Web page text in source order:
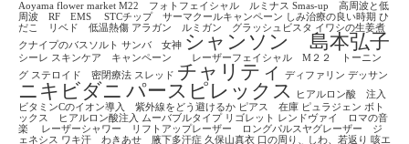
Aoyama flower market M22 フォトフェイシャル ルミナス Smas-up 高周波と低
周波 RF EMS
STCチップ サーマクールキャンペーン しみ治療の良い時期 ひ
だこ リベド 低温熱傷 アラガン ルミガン グラッシュビスタ イワシの生姜煮
クナイプのバスソルト サンバ 女神 シャンソン 島本弘子
シーレ スキンケア キャンペーン レーザーフェイシャル M２２ トーニン
グ ステロイド 密閉療法 スレッド チャリティ ディファリン デッサン
ニキビダニ パースピレックス
ヒアルロン酸 注入
ビタミンCのイオン導入 紫外線をどう避けるか ピアス 在庫 ピュラジェン ボト
ックス ヒアルロン酸注入 ムーバブルタイプ リゴレット
レンドヴァイ ロマの音
楽
レーザーシャワー リフトアップレーザー ロングパルスヤグレーザー ジ
ェネシス ワキ汗 わきあせ 腋下多汗症 久保山真衣 口の周り、しわ、若返り 咳エ